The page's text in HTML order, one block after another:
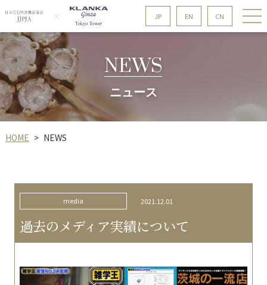
JP EN CN
NEWS
ニュース
HOME > NEWS
media 2021.12.01
過去のメディア実績について